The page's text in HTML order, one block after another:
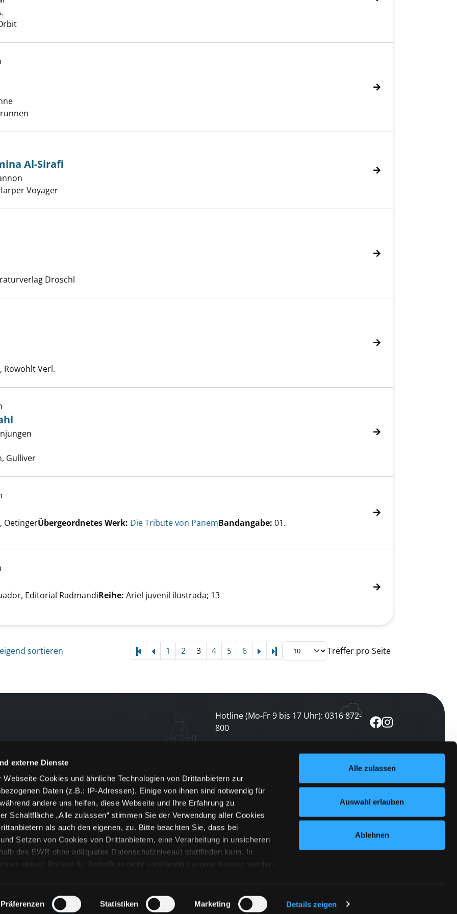
externe Dienste
Cookies und ähnliche Technologien von Drittanbietern zur
Daten (z.B.: IP-Adressen). Einige von ihnen sind notwendig für
andere uns helfen, diese Webseite und Ihre Erfahrung zu
Schaltfläche „Alle zulassen“ stimmen Sie der Verwendung aller Cookies
als auch den eigenen, zu. Bitte beachten Sie, dass bei
Setzen von Cookies von Drittanbietern, eine Verarbeitung in unsicheren
des EWR ohne adäquates Datenschutzniveau) stattfinden kann. In
aktuell Risiken für Betroffene nicht vollständig ausgeschlossen werden.
zu den verschiedenen Kategorien von Cookies und ähnlichen
Präferenzen Statistiken Marketing Details zeigen
Alle zulassen
Auswahl erlauben
Ablehnen
anzeigen
of Amina Al-Sirafi anzeigen
Al-Sirafi
Voyager
Droschl
Brot anzeigen
Rowohlt Verl.
aus Stahl anzeigen
Gulliver
Spiele anzeigen
OetingerÜbergeordnetes Werk: Die Tribute von PanemBandangabe: 01.
Tormes anzeigen
Editorial RadmandiReihe: Ariel juvenil ilustrada; 13
sortieren 1 2 3 4 5 6 Letzte Seite Treffer pro Seite
Hotline (Mo-Fr 9 bis 17 Uhr): 0316 872-
800
Newsletter abonnieren
und keine Veranstaltung verpassen
jetzt abonnieren